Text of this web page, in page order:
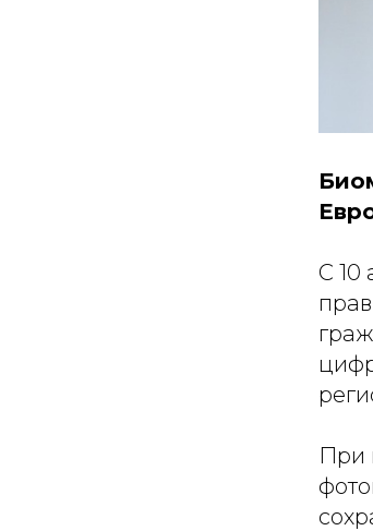
С 10
При